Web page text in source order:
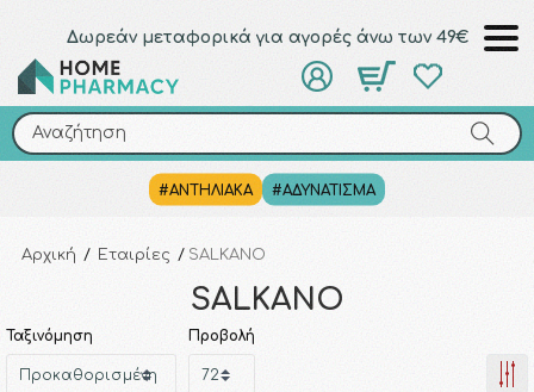
Δωρεάν μεταφορικά για αγορές άνω των 49€
Αναζήτηση
#ΑΝΤΗΛΙΑΚΑ #ΑΔΥΝΑΤΙΣΜΑ
Αναζήτηση
Αρχική / Εταιρίες / SALKANO
SALKANO
Ταξινόμηση Προβολή